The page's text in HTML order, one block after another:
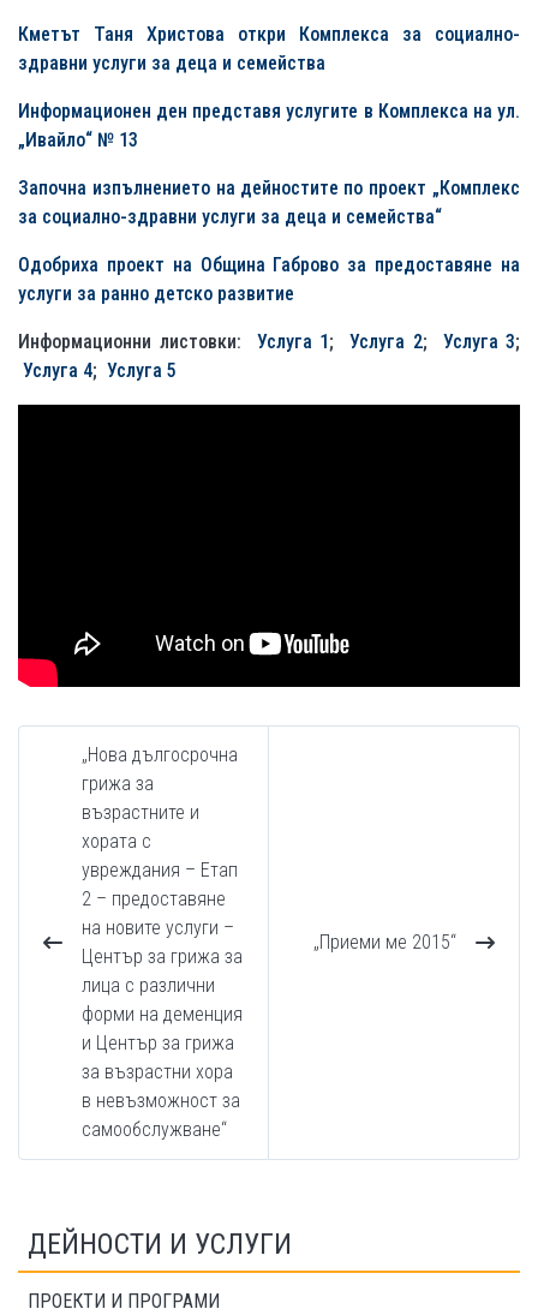
Кметът Таня Христова откри Комплекса за социално-
здравни услуги за деца и семейства
Информационен ден представя услугите в Комплекса на ул.
„Ивайло“ № 13
Започна изпълнението на дейностите по проект „Комплекс
за социално-здравни услуги за деца и семейства“
Одобриха проект на Община Габрово за предоставяне на
услуги за ранно детско развитие
Информационни листовки: Услуга 1 ; Услуга 2; Услуга 3;
Услуга 4; Услуга 5
„Нова дългосрочна
грижа за
възрастните и
хората с
увреждания – Етап
2 – предоставяне
на новите услуги –
Център за грижа за
лица с различни
форми на деменция
и Център за грижа
за възрастни хора
в невъзможност за
самообслужване“
„Приеми ме 2015“
ДЕЙНОСТИ И УСЛУГИ
ПРОЕКТИ И ПРОГРАМИ